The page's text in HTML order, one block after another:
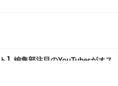
】編集部注目のYouTuberがオス